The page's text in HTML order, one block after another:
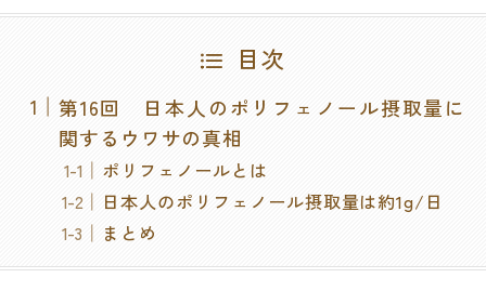
目次
第16回 日本人のポリフェノール摂取量に
関するウワサの真相
ポリフェノールとは
日本人のポリフェノール摂取量は約1g/日
まとめ